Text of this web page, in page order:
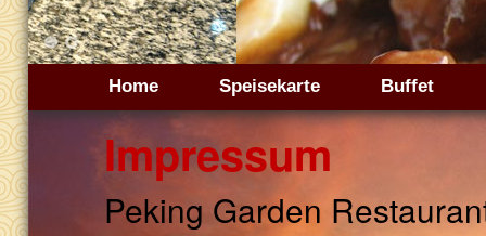
1
2
Home
Speisekarte Buffet
Impressum
Peking Garden